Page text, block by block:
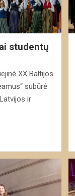
studentų
XX Baltijos
subūrė
ir